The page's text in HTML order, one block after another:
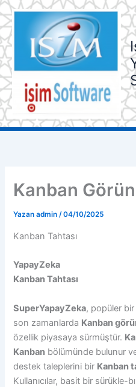
İçeriğe
atla
Kanban
Yazan admin/04/10/2025
Kanban Tahtası
YapayZeka
Kanban Tahtası
SuperYapayZeka, popüler bir
son zamanlarda Kanban
özellik piyasaya sürmüştür.
Kanban bölümünde bulunur
destek taleplerini bir Kanban
Kullanıcılar, basit bir sürükle-